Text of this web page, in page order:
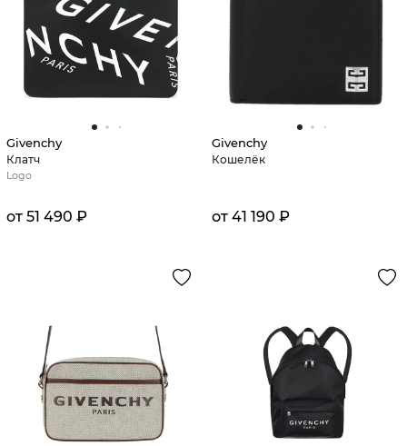
Givenchy
Клатч
Logo
от 51 490 ₽
Givenchy
Кошелёк
от 41 190 ₽